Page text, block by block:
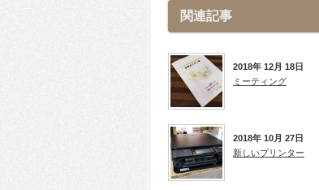
関連記事
2018年 12月 18日
ミーティング
2018年 10月 27日
新しいプリンター